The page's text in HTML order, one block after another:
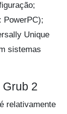
PowerPC);
Unique
sistemas
2
relativamente